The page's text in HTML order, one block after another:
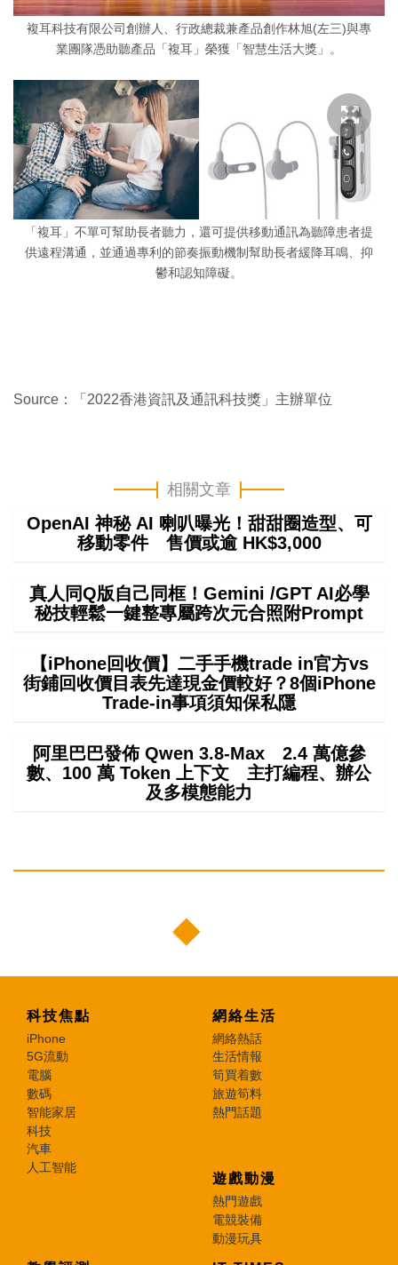
複耳科技有限公司創辦人、行政總裁兼產品創作林旭(左三)與專
業團隊憑助聽產品「複耳」榮獲「智慧生活大獎」。
「複耳」不單可幫助長者聽力，還可提供移動通訊為聽障患者提
供遠程溝通，並通過專利的節奏振動機制幫助長者緩降耳鳴、抑
鬱和認知障礙。
Source：「2022香港資訊及通訊科技獎」主辦單位
相關文章
OpenAI 神秘 AI 喇叭曝光！甜甜圈造型、可
移動零件 售價或逾 HK$3,000
真人同Q版自己同框！Gemini /GPT AI必學
秘技輕鬆一鍵整專屬跨次元合照附Prompt
【iPhone回收價】二手手機trade in官方vs
街鋪回收價目表先達現金價較好？8個iPhone
Trade-in事項須知保私隱
阿里巴巴發佈 Qwen 3.8-Max 2.4 萬億參
數、100 萬 Token 上下文 主打編程、辦公
及多模態能力
科技焦點
iPhone
5G流動
電腦
數碼
智能家居
科技
汽車
人工智能
網絡生活
網絡熱話
生活情報
筍買着數
旅遊筍料
熱門話題
遊戲動漫
熱門遊戲
電競裝備
動漫玩具